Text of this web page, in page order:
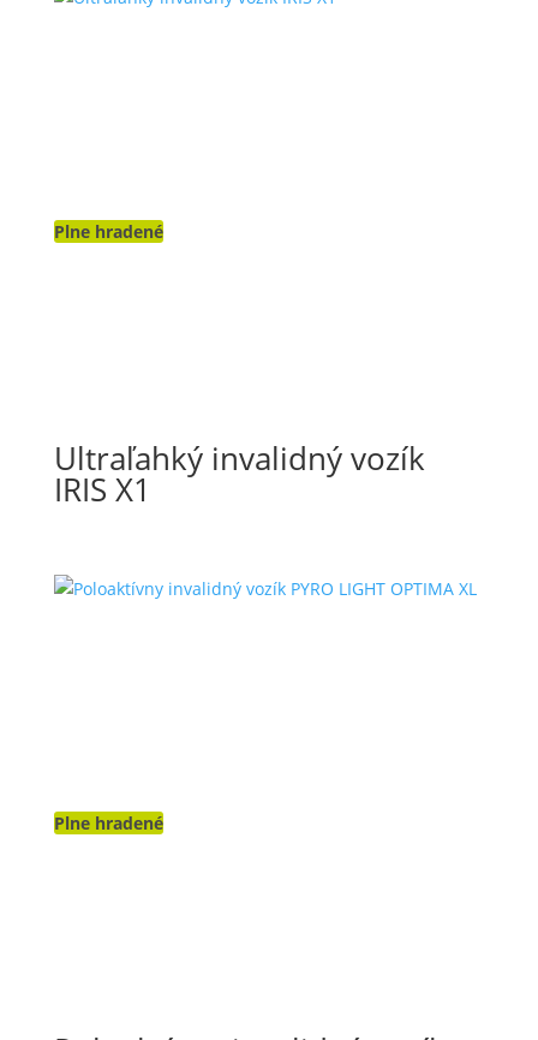
Plne hradené
Ultraľahký invalidný vozík
IRIS X1
Plne hradené